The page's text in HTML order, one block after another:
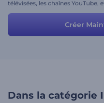
télévisées, les chaînes YouTube,
modèle d’animation de logo
cette expérience
Créer
Dans la catégorie